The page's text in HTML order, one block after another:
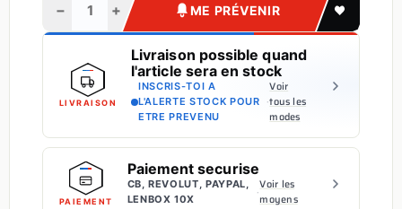
− + ME PRÉVENIR
LIVRAISON
Livraison possible quand
l'article sera en stock
INSCRIS-TOI A
L'ALERTE STOCK POUR
ETRE PREVENU
·
Voir
tous les
modes
PAIEMENT
Paiement securise
CB, REVOLUT, PAYPAL,
LENBOX 10X
·Voir les
moyens